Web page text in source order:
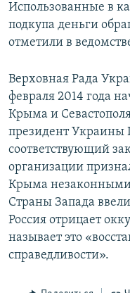
Использованные в
подкупа деньги
отметили в
Верховная Рада
февраля 2014 года
Крыма и
президент Украины
соответствующий
организации
Крыма незаконными
Страны Запада
Россия отрицает
называет это
справедливости».